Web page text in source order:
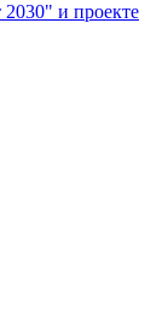
и проекте